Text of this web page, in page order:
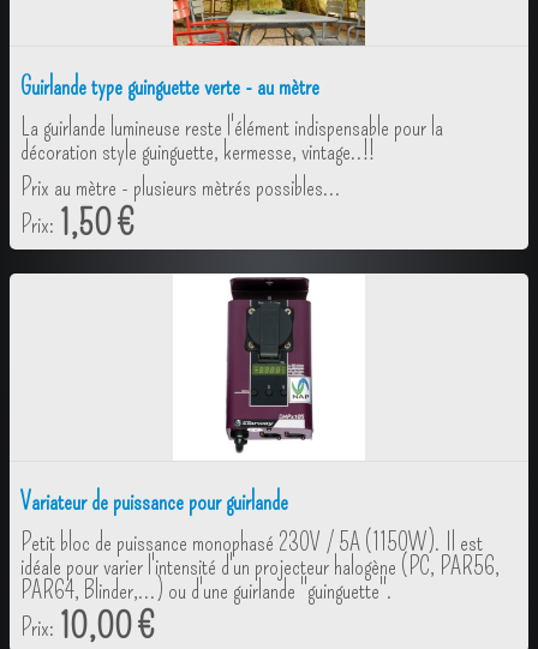
Guirlande type guinguette verte - au mètre
La guirlande lumineuse reste l'élément indispensable pour la
décoration style guinguette, kermesse, vintage..!!
Prix au mètre - plusieurs mètrés possibles...
Prix: 1,50 €
Variateur de puissance pour guirlande
Petit bloc de puissance monophasé 230V / 5A (1150W). Il est
idéale pour varier l'intensité d'un projecteur halogène (PC, PAR56,
PAR64, Blinder,...) ou d'une guirlande "guinguette".
Prix: 10,00 €